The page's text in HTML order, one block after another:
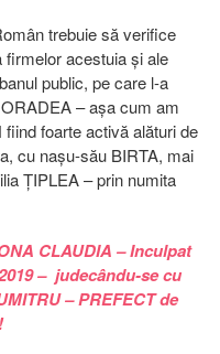
trebuie să verifice
acestuia și ale
public, pe care l-a
– așa cum am
foarte activă alături de
cu nașu-său BIRTA, mai
ȚIPLEA – prin numita
CLAUDIA – Inculpat
– judecându-se cu
– PREFECT de